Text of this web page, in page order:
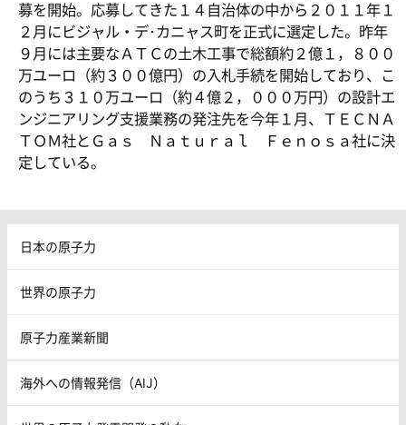
募を開始。応募してきた１４自治体の中から２０１１年１
２月にビジャル・デ･カニャス町を正式に選定した。昨年
９月には主要なＡＴＣの土木工事で総額約２億１，８００
万ユーロ（約３００億円）の入札手続を開始しており、こ
のうち３１０万ユーロ（約４億２，０００万円）の設計エ
ンジニアリング支援業務の発注先を今年１月、ＴＥＣＮＡ
ＴＯＭ社とＧａｓ Ｎａｔｕｒａｌ Ｆｅｎｏｓａ社に決
定している。
日本の原子力
世界の原子力
原子力産業新聞
海外への情報発信（AIJ）